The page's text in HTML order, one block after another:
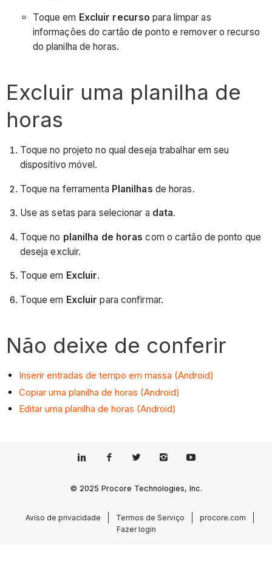
Toque em Excluir recursopara limpar as
informações do cartão de ponto e remover o recurso
do planilha de horas.
Excluir uma planilha de
horas
Toque no projeto no qual deseja trabalhar em seu
dispositivo móvel.
Toque na ferramenta Planilhas de horas.
Use as setas para selecionar a data.
Toque no planilha de horas com o cartão de ponto que
deseja excluir.
Toque em Excluir.
Toque em Excluir para confirmar.
Não deixe de conferir
Inserir entradas de tempo em massa (Android)
Copiar uma planilha de horas (Android)
Editar uma planilha de horas (Android)
© 2025 Procore Technologies, Inc.
Aviso de privacidade Termos de Serviço
procore.com
Fazer login